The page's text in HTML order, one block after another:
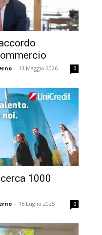
- 13 Maggio 2026 0
1000
- 16 Luglio 2025 0